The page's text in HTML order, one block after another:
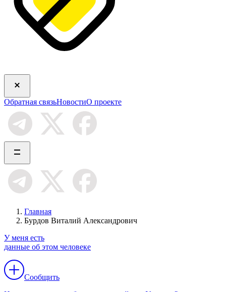
Обратная связьНовостиО проекте
Главная
Бурдов Виталий Александрович
У меня есть
данные об этом человеке
Сообщить